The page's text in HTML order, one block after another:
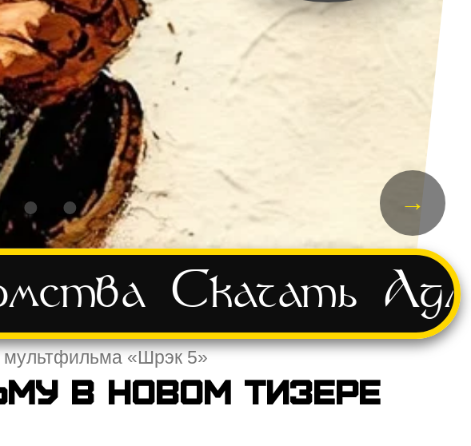
→
Скачать
«Шрэк 5»
в новом тизере